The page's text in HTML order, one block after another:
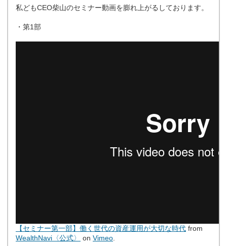
私どもCEO柴山のセミナー動画を膨れ上がるしております。
・第1部
【セミナー第一部】働く世代の資産運用が大切な時代 from
WealthNavi〈公式〉
on Vimeo.